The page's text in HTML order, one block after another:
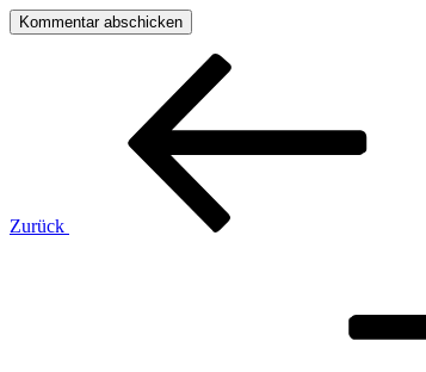
Beitragsnavigation
Zurück